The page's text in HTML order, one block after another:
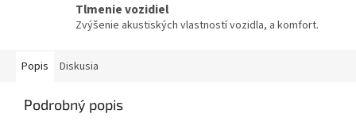
Tlmenie vozidiel
Zvýšenie akustiských vlastností vozidla, a komfort.
Popis Diskusia
Podrobný popis